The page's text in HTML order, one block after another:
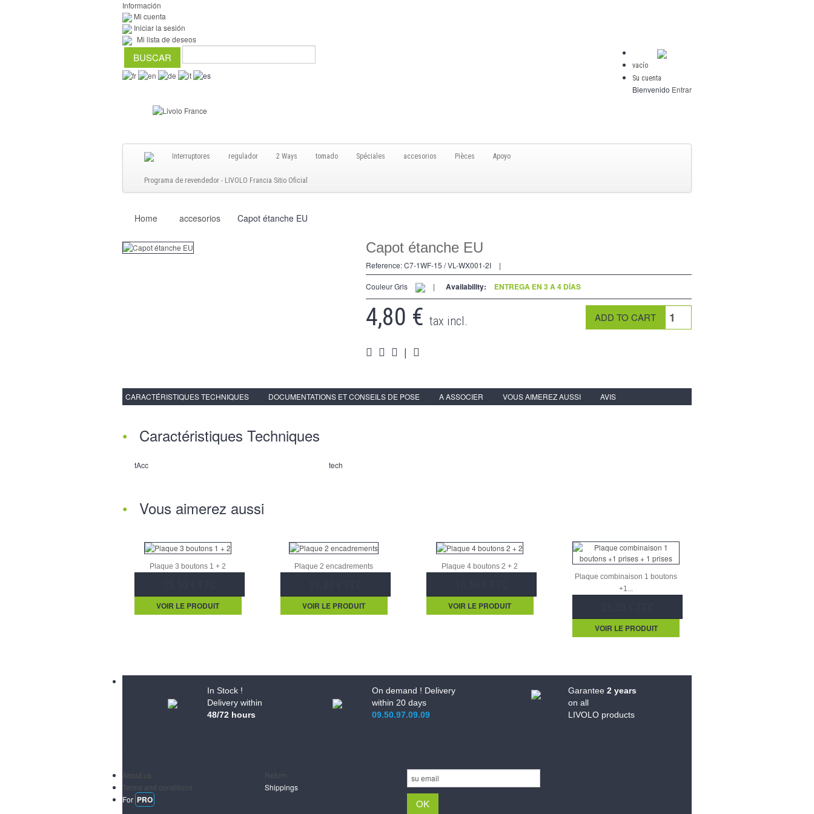
Información
Mi cuenta
Iniciar la sesión
Mi lista de deseos
vacío
Su cuenta
Bienvenido Entrar
Interruptores regulador 2 Ways tomado Spéciales accesorios Pièces Apoyo
Programa de revendedor - LIVOLO Francia Sitio Oficial
Home accesorios Capot étanche EU
Capot étanche EU
Reference:C7-1WF-15 / VL-WX001-2I |
Couleur Gris | Availability: ENTREGA EN 3 A 4 DÍAS
4,80 € tax incl.
|
CARACTÉRISTIQUES TECHNIQUES DOCUMENTATIONS ET CONSEILS DE POSE A ASSOCIER VOUS AIMEREZ AUSSI AVIS
Caractéristiques Techniques
tAcc tech
Vous aimerez aussi
Plaque 3 boutons 1 + 2
VOIR LE PRODUIT
Plaque 2 encadrements
VOIR LE PRODUIT
Plaque 4 boutons 2 + 2
VOIR LE PRODUIT
Plaque combinaison 1 boutons
+1...
VOIR LE PRODUIT
In Stock !
Delivery within
48/72 hours
On demand ! Delivery
within 20 days
09.50.97.09.09
Garantee2 years
on all
LIVOLO products
About us
Terms and conditions
For PRO
Return
Shippings